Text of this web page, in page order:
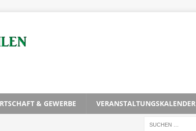
& GEWERBE VERANSTALTUNGSKALENDER